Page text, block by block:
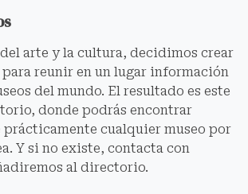
arte y la cultura, decidimos crear
reunir en un lugar información
del mundo. El resultado es este
donde podrás encontrar
cualquier museo por
Y si no existe, contacta con
al directorio.